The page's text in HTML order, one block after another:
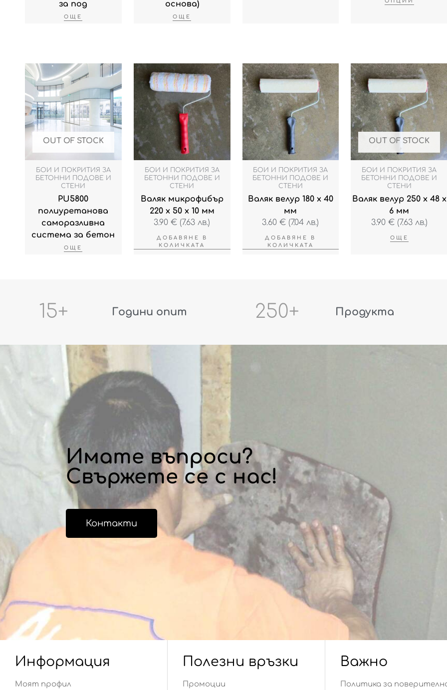
за под
ОЩЕ
основа)
ОЩЕ
OUT OF STOCK
БОИ И ПОКРИТИЯ ЗА
БЕТОННИ ПОДОВЕ И
СТЕНИ
PU5800
полиуретановa
саморазливна
система за бетон
ОЩЕ
БОИ И ПОКРИТИЯ ЗА
БЕТОННИ ПОДОВЕ И
СТЕНИ
Валяк микрофибър
220 х 50 х 10 мм
3.90€ (7.63 лв.)
ДОБАВЯНЕ В
КОЛИЧКАТА
БОИ И ПОКРИТИЯ ЗА
БЕТОННИ ПОДОВЕ И
СТЕНИ
Валяк велур 180 x 40
мм
3.60€ (7.04 лв.)
ДОБАВЯНЕ В
КОЛИЧКАТА
OUT OF STOCK
БОИ И ПОКРИТИЯ ЗА
БЕТОННИ ПОДОВЕ И
СТЕНИ
Валяк велур 250 x 48 x
6 мм
3.90 € (7.63 лв.)
ОЩЕ
15+ Години опит 250+ Продукта
Имате въпроси?
Свържете се с нас!
Контакти
Информация
Моят профил
Полезни връзки
Промоции
Важно
Политика за